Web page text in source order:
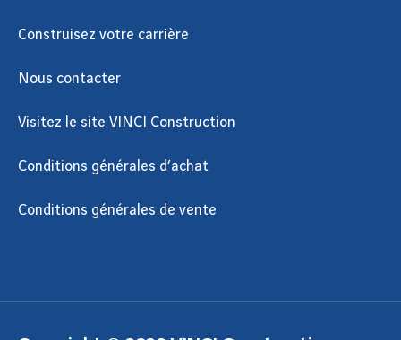
Construisez votre carrière
Nous contacter
Visitez le site VINCI Construction
Conditions générales d’achat
Conditions générales de vente